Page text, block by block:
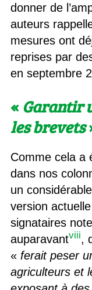
donner de
auteurs
mesures ont
reprises par
en septembre
«Garantir
les brevets
Comme cela a
dans nos
un
version
signataires
auparavantviii,
« ferait peser
agriculteurs et